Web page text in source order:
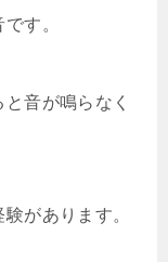
す。
音が鳴らなく
があります。